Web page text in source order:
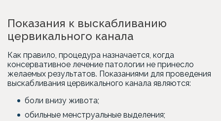
Показания к выскабливанию
цервикального канала
Как правило, процедура назначается, когда
консервативное лечение патологии не принесло
желаемых результатов. Показаниями для проведения
выскабливания цервикального канала являются:
боли внизу живота;
обильные менструальные выделения;